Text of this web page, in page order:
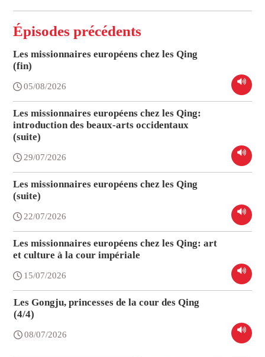
Épisodes précédents
Les missionnaires européens chez les Qing
(fin)
05/08/2026
Les missionnaires européens chez les Qing:
introduction des beaux-arts occidentaux
(suite)
29/07/2026
Les missionnaires européens chez les Qing
(suite)
22/07/2026
Les missionnaires européens chez les Qing: art
et culture à la cour impériale
15/07/2026
Les Gongju, princesses de la cour des Qing
(4/4)
08/07/2026